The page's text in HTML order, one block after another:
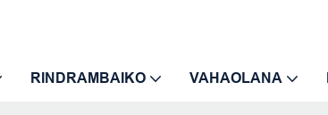
RINDRAMBAIKO VAHAOLANA